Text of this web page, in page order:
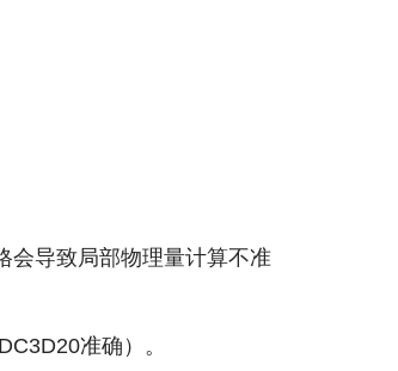
会导致局部物理量计算不准
准确）。